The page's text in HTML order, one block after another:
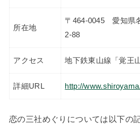
所在地
〒464-0045 愛知県
2-88
アクセス 地下鉄東山線「覚王
詳細URL http://
恋の三社めぐりについては以下の